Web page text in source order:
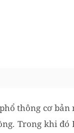
thông cơ
Trong khi